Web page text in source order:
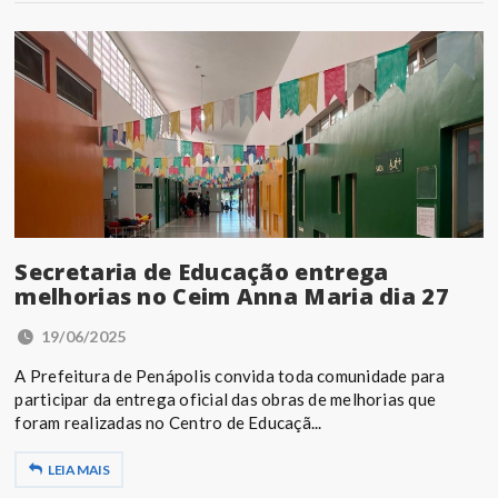
Secretaria de Educação entrega
melhorias no Ceim Anna Maria dia 27
19/06/2025
A Prefeitura de Penápolis convida toda comunidade para
participar da entrega oficial das obras de melhorias que
foram realizadas no Centro de Educaçã...
LEIA MAIS